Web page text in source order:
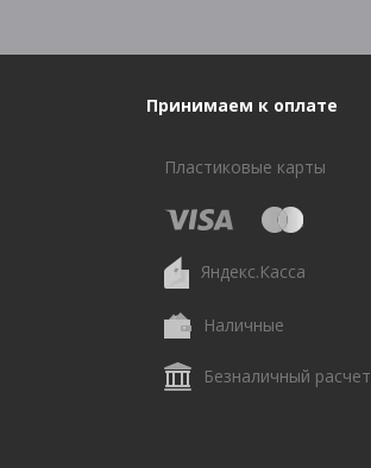
Принимаем к оплате
Пластиковые карты
Яндекс.Касса
Наличные
Безналичный расчет